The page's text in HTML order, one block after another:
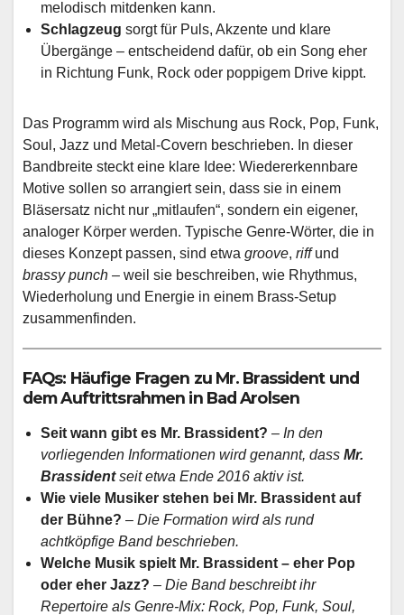
melodisch mitdenken kann.
Schlagzeug sorgt für Puls, Akzente und klare
Übergänge – entscheidend dafür, ob ein Song eher
in Richtung Funk, Rock oder poppigem Drive kippt.
Das Programm wird als Mischung aus Rock, Pop, Funk,
Soul, Jazz und Metal-Covern beschrieben. In dieser
Bandbreite steckt eine klare Idee: Wiedererkennbare
Motive sollen so arrangiert sein, dass sie in einem
Bläsersatz nicht nur „mitlaufen“, sondern ein eigener,
analoger Körper werden. Typische Genre-Wörter, die in
dieses Konzept passen, sind etwa groove, riffund
brassy punch – weil sie beschreiben, wie Rhythmus,
Wiederholung und Energie in einem Brass-Setup
zusammenfinden.
FAQs: Häufige Fragen zu Mr. Brassident und
dem Auftrittsrahmen in Bad Arolsen
Seit wann gibt es Mr. Brassident? – In den
vorliegenden Informationen wird genannt, dass Mr.
Brassidentseit etwa Ende 2016 aktiv ist.
Wie viele Musiker stehen bei Mr. Brassident auf
der Bühne? – Die Formation wird als rund
achtköpfige Band beschrieben.
Welche Musik spielt Mr. Brassident – eher Pop
oder eher Jazz? – Die Band beschreibt ihr
Repertoire als Genre-Mix: Rock, Pop, Funk, Soul,